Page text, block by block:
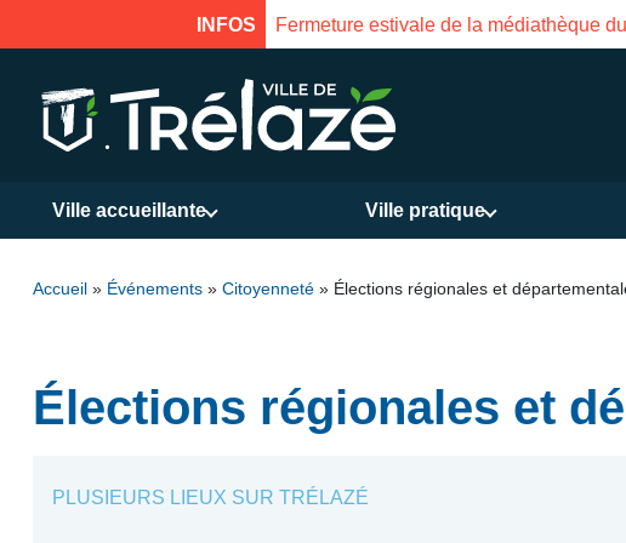
INFOSFermeture estivale de la médiathèque du
Ville accueillante Ville pratique
Accueil » Événements » Citoyenneté » Élections régionales et
Élections régionales et
PLUSIEURS LIEUX SUR TRÉLAZÉ